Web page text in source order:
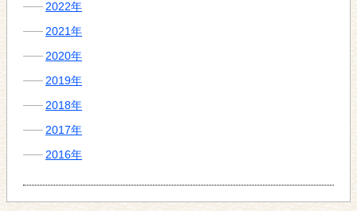
2022年
2021年
2020年
2019年
2018年
2017年
2016年